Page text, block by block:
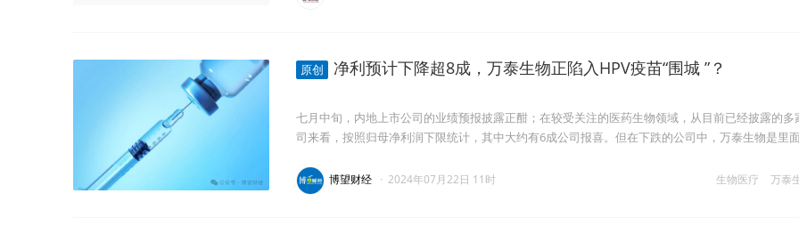
原创 净利预计下降超8成，万泰生物正陷入HPV疫苗“围城 ”？
七月中旬，内地上市公司的业绩预报披露正酣；在较受关注的医药生物领域，从目前已经披露的多
司来看，按照归母净利润下限统计，其中大约有6成公司报喜。但在下跌的公司中，万泰生物是里
生物医疗 万泰
博望财经 · 2024年07月22日 11时